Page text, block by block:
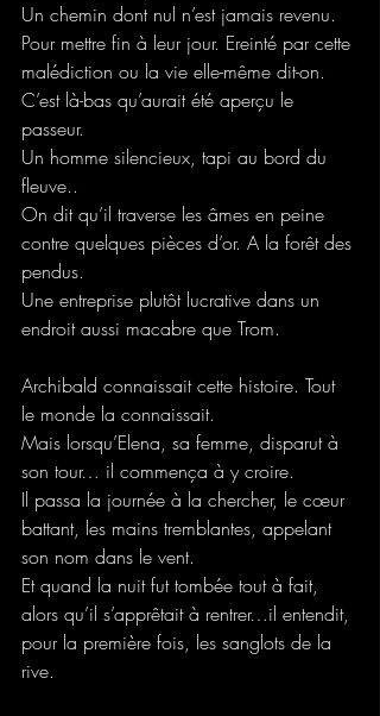
Un chemin dont nul n’est jamais revenu.
Pour mettre fin à leur jour. Ereinté par cette
malédiction ou la vie elle-même dit-on.
C’est là-bas qu’aurait été aperçu le
passeur.
Un homme silencieux, tapi au bord du
fleuve..
On dit qu’il traverse les âmes en peine
contre quelques pièces d’or. A la forêt des
pendus.
Une entreprise plutôt lucrative dans un
endroit aussi macabre que Trom.
Archibald connaissait cette histoire. Tout
le monde la connaissait.
Mais lorsqu’Elena, sa femme, disparut à
son tour… il commença à y croire.
Il passa la journée à la chercher, le cœur
battant, les mains tremblantes, appelant
son nom dans le vent.
Et quand la nuit fut tombée tout à fait,
alors qu’il s’apprêtait à rentrer…il entendit,
pour la première fois, les sanglots de la
rive.